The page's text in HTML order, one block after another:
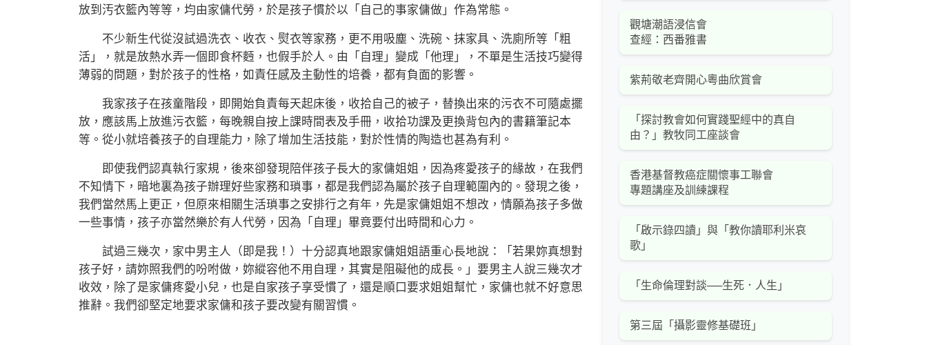
放到汚衣籃內等等，均由家傭代勞，於是孩子慣於以「自己的事家傭做」作為常態。
不少新生代從沒試過洗衣、收衣、熨衣等家務，更不用吸塵、洗碗、抹家具、洗廁所等「粗
活」，就是放熱水弄一個即食杯麪，也假手於人。由「自理」變成「他理」，不單是生活技巧變得
薄弱的問題，對於孩子的性格，如責任感及主動性的培養，都有負面的影響。
我家孩子在孩童階段，即開始負責每天起床後，收拾自己的被子，替換出來的污衣不可隨處擺
放，應該馬上放進污衣籃，每晚親自按上課時間表及手冊，收拾功課及更換背包內的書籍筆記本
等。從小就培養孩子的自理能力，除了增加生活技能，對於性情的陶造也甚為有利。
即使我們認真執行家規，後來卻發現陪伴孩子長大的家傭姐姐，因為疼愛孩子的緣故，在我們
不知情下，暗地裏為孩子辦理好些家務和瑣事，都是我們認為屬於孩子自理範圍內的。發現之後，
我們當然馬上更正，但原來相關生活瑣事之安排行之有年，先是家傭姐姐不想改，情願為孩子多做
一些事情，孩子亦當然樂於有人代勞，因為「自理」畢竟要付出時間和心力。
試過三幾次，家中男主人（即是我！）十分認真地跟家傭姐姐語重心長地說：「若果妳真想對
孩子好，請妳照我們的吩咐做，妳縱容他不用自理，其實是阻礙他的成長。」要男主人說三幾次才
收效，除了是家傭疼愛小兒，也是自家孩子享受慣了，還是順口要求姐姐幫忙，家傭也就不好意思
推辭。我們卻堅定地要求家傭和孩子要改變有關習慣。
觀塘潮語浸信會
查經：西番雅書
紫荊敬老齊開心粵曲欣賞會
「探討教會如何實踐聖經中的真自
由？」教牧同工座談會
香港基督教癌症關懷事工聯會
專題講座及訓練課程
「啟示錄四讀」與「教你讀耶利米哀
歌」
「生命倫理對談──生死．人生」
第三屆「攝影靈修基礎班」